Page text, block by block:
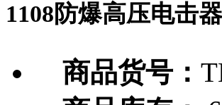
1108防爆高压电击器
商品货号：